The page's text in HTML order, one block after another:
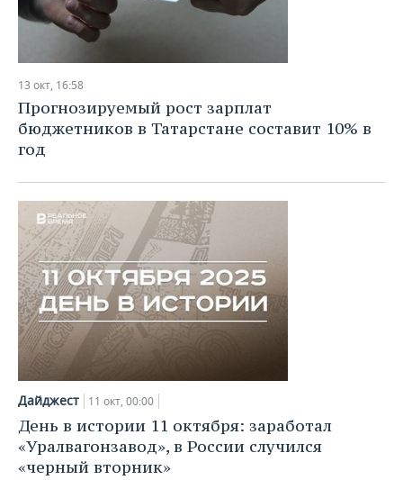
13 окт, 16:58
Прогнозируемый рост зарплат
бюджетников в Татарстане составит 10% в
год
Дайджест 11 окт, 00:00
День в истории 11 октября: заработал
«Уралвагонзавод», в России случился
«черный вторник»